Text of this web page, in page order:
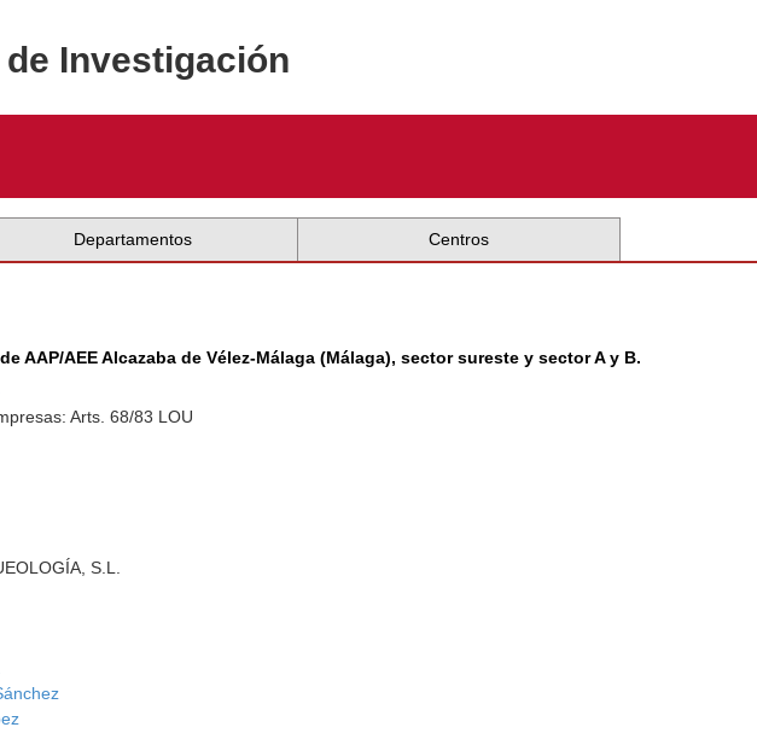
Investigación
Departamentos Centros
AAP/AEE Alcazaba de Vélez-Málaga (Málaga), sector sureste y sector A y B.
Arts. 68/83 LOU
S.L.